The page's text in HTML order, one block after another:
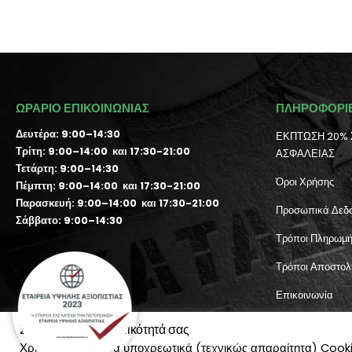
ΩΡΑΡΙΟ ΕΠΙΚΟΙΝΩΝΙΑΣ
Δευτέρα: 9:00–14:30
Τρίτη: 9:00–14:00 και 17:30-21:00
Τετάρτη: 9:00–14:30
Πέμπτη: 9:00–14:00 και 17:30-21:00
Παρασκευή: 9:00–14:00 και 17:30-21:00
Σάββατο: 9:00–14:30
ΕΚΠΤΩΣΗ
ΑΣΦΑΛΕΙΑΣ
Όροι Χρήσης
Προσωπικά
Τρόποι
Τρόποι
Επικοινωνία
Σεβόμαστε την ιδιωτικότητά σας
Χρησιμοποιούμε τα υποχρεωτικά (τεχνικώς απαραίτητα)